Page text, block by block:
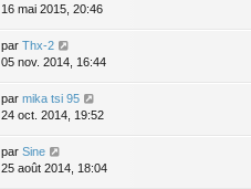
16 mai 2015, 20:46
par Thx-2
05 nov. 2014, 16:44
par mika tsi 95
24 oct. 2014, 19:52
par Sine
25 août 2014, 18:04